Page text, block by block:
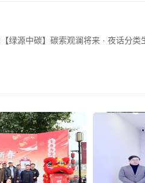
【绿源中碳】碳索观澜将来 · 夜话分类